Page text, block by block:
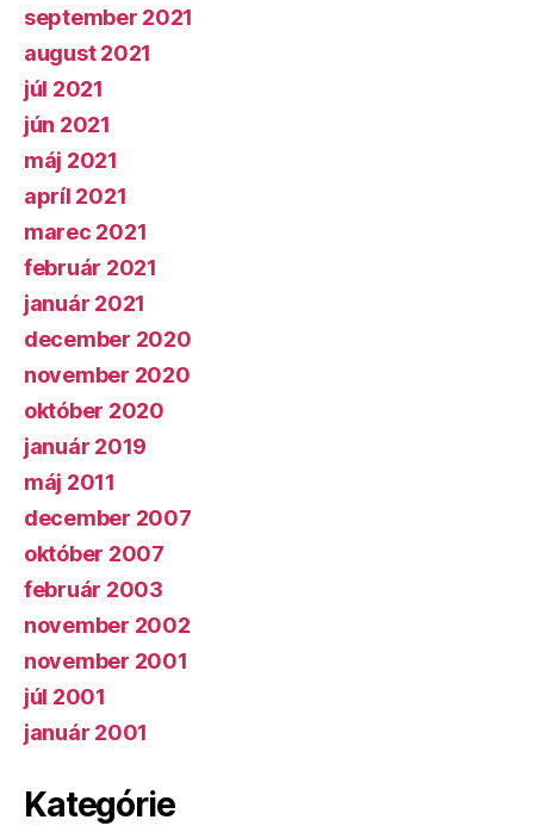
september 2021
august 2021
júl 2021
jún 2021
máj 2021
apríl 2021
marec 2021
február 2021
január 2021
december 2020
november 2020
október 2020
január 2019
máj 2011
december 2007
október 2007
február 2003
november 2002
november 2001
júl 2001
január 2001
Kategórie